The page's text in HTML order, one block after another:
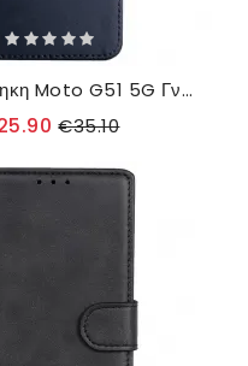
δερματινη θηκη Moto G51 5G Γνήσιο Δέρμα Nappa
€35.10